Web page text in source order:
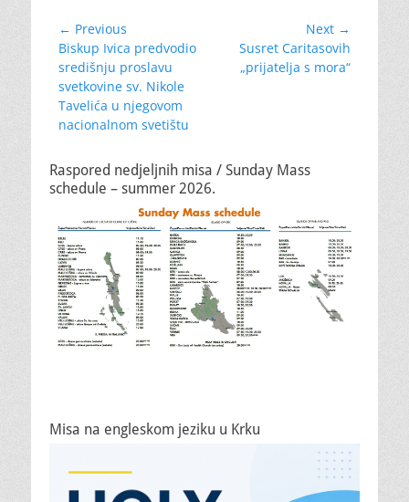
Navigacija
objava
← Previous
Previous
post:
Biskup Ivica predvodio
središnju proslavu
svetkovine sv. Nikole
Tavelića u njegovom
nacionalnom svetištu
Next →
Susret Caritasovih
„prijatelja s mora“
Raspored nedjeljnih misa / Sunday Mass
schedule – summer 2026.
Misa na engleskom jeziku u Krku